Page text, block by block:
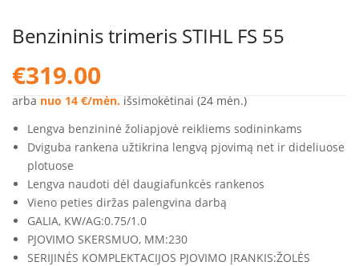
Benzininis trimeris STIHL FS 55
€319.00
arba nuo 14 €/mėn. išsimokėtinai (24 mėn.)
Lengva benzininė žoliapjovė reikliems sodininkams
Dviguba rankena užtikrina lengvą pjovimą net ir dideliuose
plotuose
Lengva naudoti dėl daugiafunkcės rankenos
Vieno peties diržas palengvina darbą
GALIA, KW/AG:0.75/1.0
PJOVIMO SKERSMUO, MM:230
SERIJINĖS KOMPLEKTACIJOS PJOVIMO ĮRANKIS:ŽOLĖS